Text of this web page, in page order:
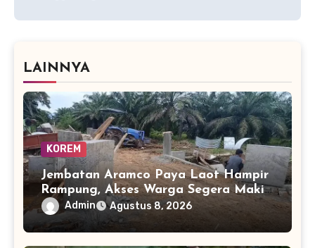
LAINNYA
KOREM
Jembatan Aramco Paya Laot Hampir
Rampung, Akses Warga Segera Makin
Lancar
Admin Agustus 8, 2026